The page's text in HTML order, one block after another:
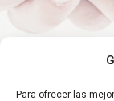
Para ofrecer las
Elimine